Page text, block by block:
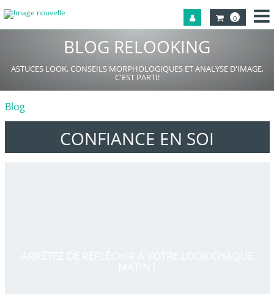
0
BLOG RELOOKING
ASTUCES LOOK, CONSEILS MORPHOLOGIQUES ET ANALYSE D'IMAGE,
C'EST PARTI!
Blog
CONFIANCE EN SOI